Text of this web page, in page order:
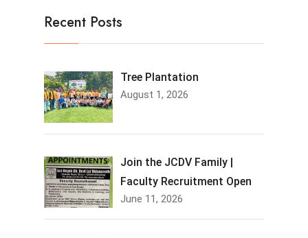
Recent Posts
Tree Plantation
August 1, 2026
Join the JCDV Family |
Faculty Recruitment Open
June 11, 2026